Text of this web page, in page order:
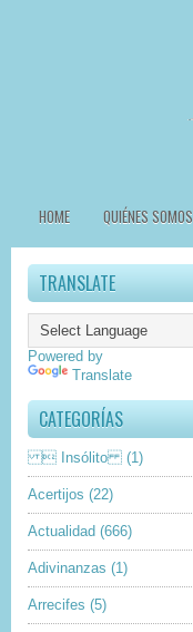
HOME QUIÉNES SOMOS
TRANSLATE
Powered by
Translate
CATEGORÍAS
 Insólito (1)
Acertijos (22)
Actualidad (666)
Adivinanzas (1)
Arrecifes (5)